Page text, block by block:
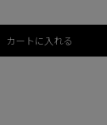
カートに入れる